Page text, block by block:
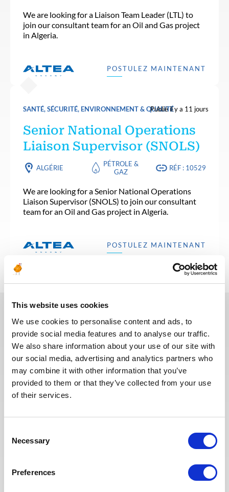
This website uses cookies
We use cookies to personalise content and ads, to
provide social media features and to analyse our traffic.
We also share information about your use of our site with
our social media, advertising and analytics partners who
may combine it with other information that you’ve
provided to them or that they’ve collected from your use
of their services.
Selection
Necessary
Preferences
We are looking for a Liaison Team Leader (LTL) to
join our consultant team for an Oil and Gas project
in Algeria.
POSTULEZ MAINTENANT
SANTÉ, SÉCURITÉ, ENVIRONNEMENT & QUALITÉPublié il y a 11 jours
Senior National Operations
Liaison Supervisor (SNOLS)
ALGÉRIE
PÉTROLE &
GAZ
RÉF : 10529
We are looking for a Senior National Operations
Liaison Supervisor (SNOLS) to join our consultant
team for an Oil and Gas project in Algeria.
POSTULEZ MAINTENANT
Ces dernières années, nous avons
investi dans la digitalisation de
notre processus de recrutement
afin que nos recruteurs puissent
dédier plus de temps aux
échanges qualitatifs avec les
candidats sélectionnés. Nous
web pour faciliter la recherche de
missions et les candidatures.
cœur d’offrir la meilleure